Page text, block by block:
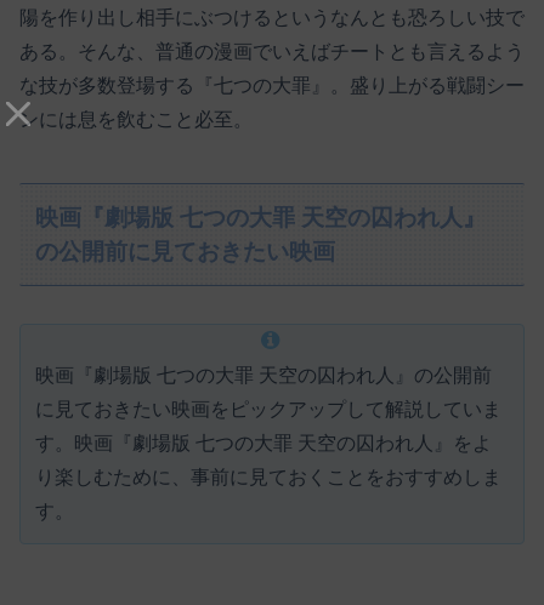
陽を作り出し相手にぶつけるというなんとも恐ろしい技で
ある。そんな、普通の漫画でいえばチートとも言えるよう
な技が多数登場する『七つの大罪』。盛り上がる戦闘シー
ンには息を飲むこと必至。
映画『劇場版 七つの大罪 天空の囚われ人』
の公開前に見ておきたい映画
映画『劇場版 七つの大罪 天空の囚われ人』の公開前
に見ておきたい映画をピックアップして解説していま
す。映画『劇場版 七つの大罪 天空の囚われ人』をよ
り楽しむために、事前に見ておくことをおすすめしま
す。